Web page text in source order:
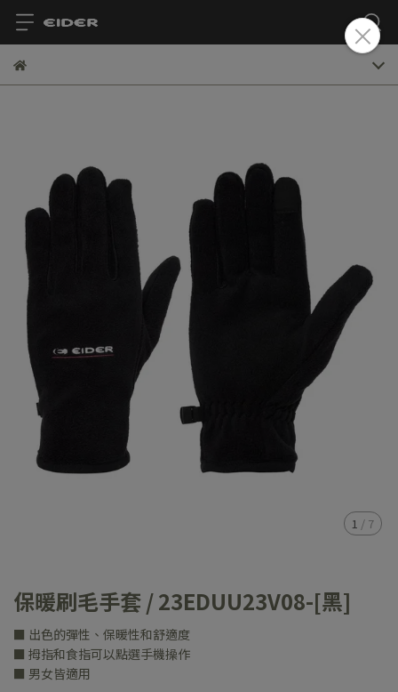
1 / 7
保暖刷毛手套 / 23EDUU23V08-[黑]
■ 出色的彈性、保暖性和舒適度
■ 拇指和食指可以點選手機操作
■ 男女皆適用